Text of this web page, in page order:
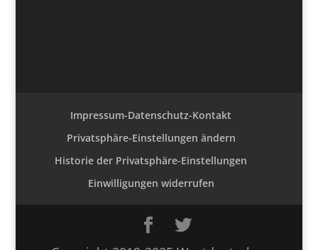
Impressum-Datenschutz-Kontakt
Privatsphäre-Einstellungen ändern
Historie der Privatsphäre-Einstellungen
Einwilligungen widerrufen